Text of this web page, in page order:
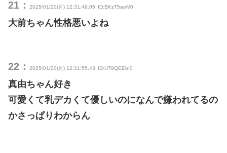
21： 2025/01/20(月) 12:31:49.05 ID:BKzT5aoM0
大前ちゃん性格悪いよね
22： 2025/01/20(月) 12:31:55.43 ID:UT9QEEbI0
真由ちゃん好き
可愛くて乳デカくて優しいのになんで嫌われてるの
かさっぱりわからん